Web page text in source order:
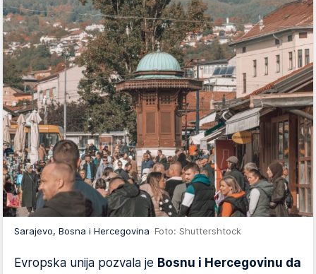
Sarajevo, Bosna i Hercegovina Foto: Shuttershtock
Evropska unija pozvala je Bosnu i Hercegovinu da